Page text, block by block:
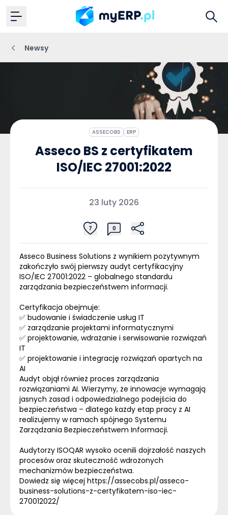
Newsy
ASSECOBS ERP
Asseco BS z certyfikatem
ISO/IEC 27001:2022
23 luty 2026
7 0
Asseco Business Solutions z wynikiem pozytywnym
zakończyło swój pierwszy audyt certyfikacyjny
ISO/IEC 27001:2022 – globalnego standardu
zarządzania bezpieczeństwem informacji.
Certyfikacja obejmuje:
✅ budowanie i świadczenie usług IT
✅ zarządzanie projektami informatycznymi
✅ projektowanie, wdrażanie i serwisowanie rozwiązań
IT
✅ projektowanie i integrację rozwiązań opartych na
AI
Audyt objął również proces zarządzania
rozwiązaniami AI. Wierzymy, że innowacje wymagają
jasnych zasad i odpowiedzialnego podejścia do
bezpieczeństwa – dlatego każdy etap pracy z AI
realizujemy w ramach spójnego Systemu
Zarządzania Bezpieczeństwem Informacji.
Audytorzy ISOQAR wysoko ocenili dojrzałość naszych
procesów oraz skuteczność wdrożonych
mechanizmów bezpieczeństwa.
Dowiedz się więcej https://assecobs.pl/asseco-
business-solutions-z-certyfikatem-iso-iec-
270012022/